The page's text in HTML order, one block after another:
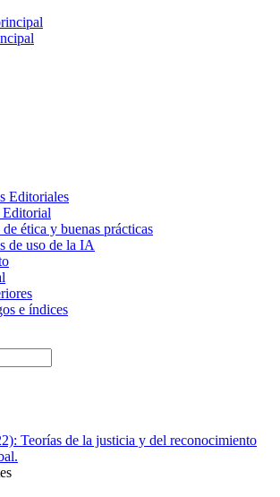
Editoriales
ética y buenas prácticas
de uso de la IA
e índices
Teorías de la justicia y del reconocimiento